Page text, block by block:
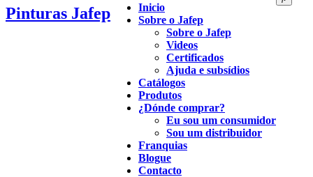
Pinturas Jafep
Inicio
Sobre o Jafep
Sobre o Jafep
Videos
Certificados
Ajuda e subsídios
Catálogos
Produtos
¿Dónde comprar?
Eu sou um consumidor
Sou um distribuidor
Franquias
Blogue
Contacto